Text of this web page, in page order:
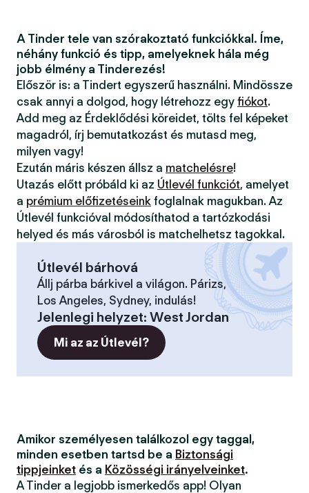
A Tinder tele van szórakoztató funkciókkal. Íme,
néhány funkció és tipp, amelyeknek hála még
jobb élmény a Tinderezés!
Először is: a Tindert egyszerű használni. Mindössze
csak annyi a dolgod, hogy létrehozz egy fiókot.
Add meg az Érdeklődési köreidet, tölts fel képeket
magadról, írj bemutatkozást és mutasd meg,
milyen vagy!
Ezután máris készen állsz a matchelésre!
Utazás előtt próbáld ki az Útlevél funkciót, amelyet
a prémium előfizetéseink foglalnak magukban. Az
Útlevél funkcióval módosíthatod a tartózkodási
helyed és más városból is matchelhetsz tagokkal.
Útlevél bárhová
Állj párba bárkivel a világon. Párizs,
Los Angeles, Sydney, indulás!
Jelenlegi helyzet: West Jordan
Mi az az Útlevél?
Amikor személyesen találkozol egy taggal,
minden esetben tartsd be a Biztonsági
tippjeinket és a Közösségi irányelveinket.
A Tinder a legjobb ismerkedős app! Olyan